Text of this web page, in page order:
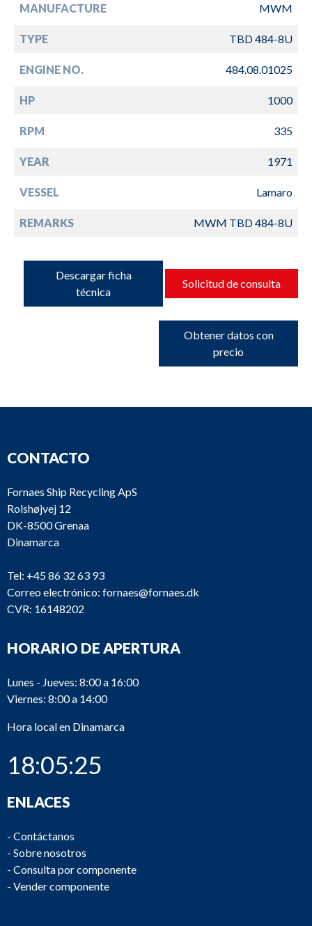
MANUFACTURE MWM
TYPE TBD 484-8U
ENGINE NO. 484.08.01025
HP 1000
RPM 335
YEAR 1971
VESSEL Lamaro
REMARKS MWM TBD 484-8U
Descargar ficha
técnica
Solicitud de consulta
Obtener datos con
precio
CONTACTO
Fornaes Ship Recycling ApS
Rolshøjvej 12
DK-8500 Grenaa
Dinamarca
Tel: +45 86 32 63 93
Correo electrónico: fornaes@fornaes.dk
CVR: 16148202
HORARIO DE APERTURA
Lunes - Jueves: 8:00 a 16:00
Viernes: 8:00 a 14:00
Hora local en Dinamarca
18:05:25
ENLACES
- Contáctanos
- Sobre nosotros
- Consulta por componente
- Vender componente